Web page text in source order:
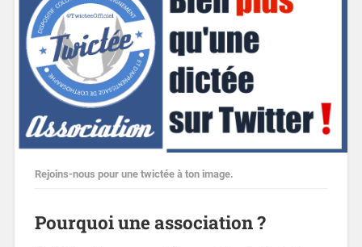
Rejoins-nous pour une twictée à ton image.
Pourquoi une association ?